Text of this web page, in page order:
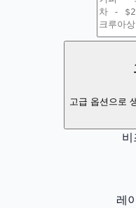
고급 옵션으로
레